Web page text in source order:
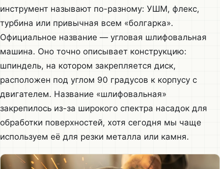
инструмент называют по-разному: УШМ, флекс,
турбина или привычная всем «болгарка».
Официальное название — угловая шлифовальная
машина. Оно точно описывает конструкцию:
шпиндель, на котором закрепляется диск,
расположен под углом 90 градусов к корпусу с
двигателем. Название «шлифовальная»
закрепилось из-за широкого спектра насадок для
обработки поверхностей, хотя сегодня мы чаще
используем её для резки металла или камня.